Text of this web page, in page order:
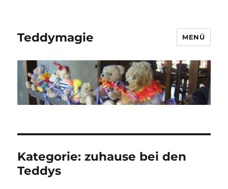
Teddymagie MENÜ
Kategorie:zuhause bei den
Teddys